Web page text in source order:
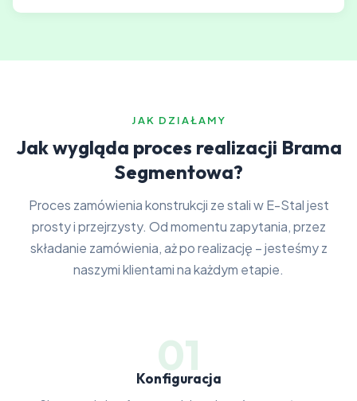
JAK DZIAŁAMY
Jak wygląda proces realizacji Brama
Segmentowa?
Proces zamówienia konstrukcji ze stali w E-Stal jest
prosty i przejrzysty. Od momentu zapytania, przez
składanie zamówienia, aż po realizację – jesteśmy z
naszymi klientami na każdym etapie.
01
Konfiguracja